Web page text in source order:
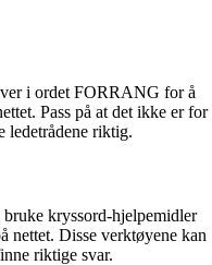
i ordet FORRANG for å
Pass på at det ikke er for
ledetrådene riktig.
kryssord-hjelpemidler
nettet. Disse verktøyene kan
riktige svar.